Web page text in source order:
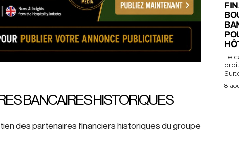
BANCAIRES HISTORIQUES
des partenaires financiers historiques du groupe
Le
8